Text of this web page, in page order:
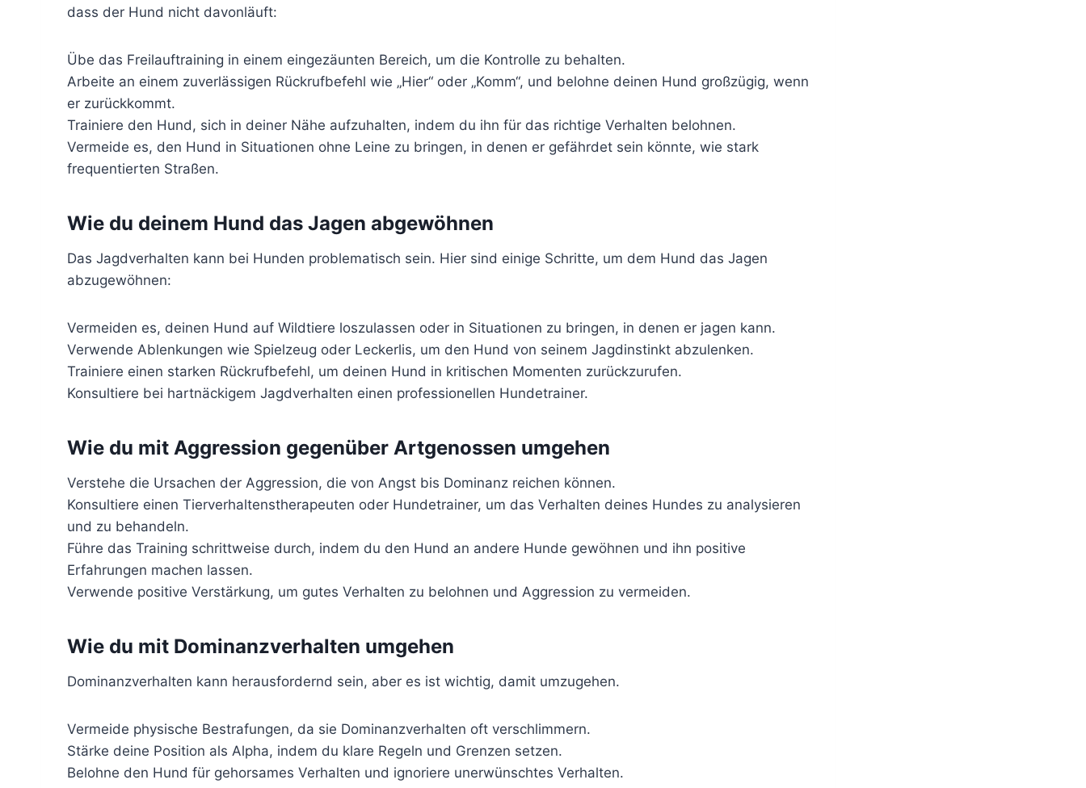
dass der Hund nicht davonläuft:
Übe das Freilauftraining in einem eingezäunten Bereich, um die Kontrolle zu behalten.
Arbeite an einem zuverlässigen Rückrufbefehl wie „Hier“ oder „Komm“, und belohne deinen Hund großzügig, wenn
er zurückkommt.
Trainiere den Hund, sich in deiner Nähe aufzuhalten, indem du ihn für das richtige Verhalten belohnen.
Vermeide es, den Hund in Situationen ohne Leine zu bringen, in denen er gefährdet sein könnte, wie stark
frequentierten Straßen.
Wie du deinem Hund das Jagen abgewöhnen
Das Jagdverhalten kann bei Hunden problematisch sein. Hier sind einige Schritte, um dem Hund das Jagen
abzugewöhnen:
Vermeiden es, deinen Hund auf Wildtiere loszulassen oder in Situationen zu bringen, in denen er jagen kann.
Verwende Ablenkungen wie Spielzeug oder Leckerlis, um den Hund von seinem Jagdinstinkt abzulenken.
Trainiere einen starken Rückrufbefehl, um deinen Hund in kritischen Momenten zurückzurufen.
Konsultiere bei hartnäckigem Jagdverhalten einen professionellen Hundetrainer.
Wie du mit Aggression gegenüber Artgenossen umgehen
Verstehe die Ursachen der Aggression, die von Angst bis Dominanz reichen können.
Konsultiere einen Tierverhaltenstherapeuten oder Hundetrainer, um das Verhalten deines Hundes zu analysieren
und zu behandeln.
Führe das Training schrittweise durch, indem du den Hund an andere Hunde gewöhnen und ihn positive
Erfahrungen machen lassen.
Verwende positive Verstärkung, um gutes Verhalten zu belohnen und Aggression zu vermeiden.
Wie du mit Dominanzverhalten umgehen
Dominanzverhalten kann herausfordernd sein, aber es ist wichtig, damit umzugehen.
Vermeide physische Bestrafungen, da sie Dominanzverhalten oft verschlimmern.
Stärke deine Position als Alpha, indem du klare Regeln und Grenzen setzen.
Belohne den Hund für gehorsames Verhalten und ignoriere unerwünschtes Verhalten.